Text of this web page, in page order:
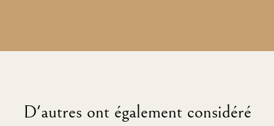
D'autres ont également considéré